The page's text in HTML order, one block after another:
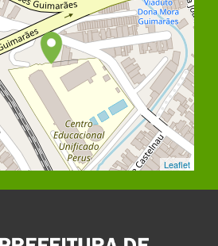
Leaflet